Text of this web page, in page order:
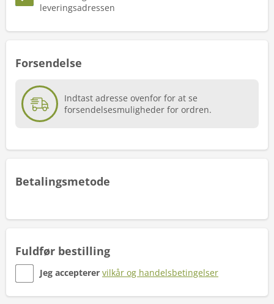
leveringsadressen
Forsendelse
Indtast adresse ovenfor for at se
forsendelsesmuligheder for ordren.
Betalingsmetode
Fuldfør bestilling
Jeg accepterer vilkår og handelsbetingelser